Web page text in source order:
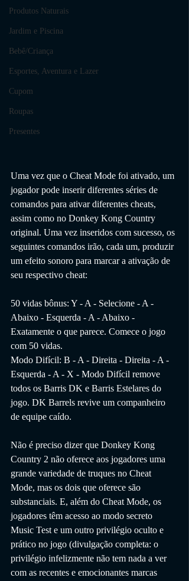
Produtos Naturais
Jardim e Piscina
Bebê/Criança
Esportes, Aventura e Lazer
Cupom
Roupas
Presentes
Uma vez que o Cheat Mode foi ativado, um
jogador pode inserir diferentes séries de
comandos para ativar diferentes cheats,
assim como no Donkey Kong Country
original. Uma vez inseridos com sucesso, os
seguintes comandos irão, cada um, produzir
um efeito sonoro para marcar a ativação de
seu respectivo cheat:
50 vidas bônus: Y - A - Selecione - A -
Abaixo - Esquerda - A - Abaixo -
Exatamente o que parece. Comece o jogo
com 50 vidas.
Modo Difícil: B - A - Direita - Direita - A -
Esquerda - A - X - Modo Difícil remove
todos os Barris DK e Barris Estelares do
jogo. DK Barrels revive um companheiro
de equipe caído.
Não é preciso dizer que Donkey Kong
Country 2 não oferece aos jogadores uma
grande variedade de truques no Cheat
Mode, mas os dois que oferece são
substanciais. E, além do Cheat Mode, os
jogadores têm acesso ao modo secreto
Music Test e um outro privilégio oculto e
prático no jogo (divulgação completa: o
privilégio infelizmente não tem nada a ver
com as recentes e emocionantes marcas